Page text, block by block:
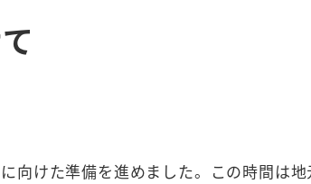
けた準備を進めました。この時間は地